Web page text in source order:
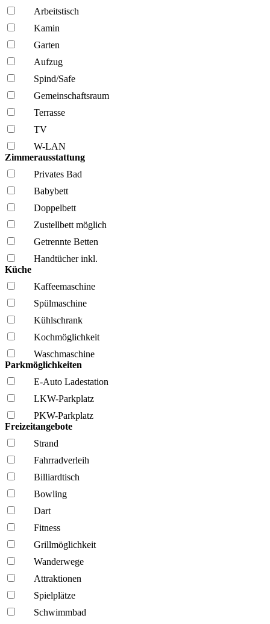
Arbeitstisch
Kamin
Garten
Aufzug
Spind/Safe
Gemeinschafts­raum
Terrasse
TV
W-LAN
Zimmerausstattung
Privates Bad
Babybett
Doppelbett
Zustellbett möglich
Getrennte Betten
Handtücher inkl.
Küche
Kaffee­maschine
Spül­maschine
Kühl­schrank
Kochmöglich­keit
Wasch­maschine
Parkmöglichkeiten
E-Auto Ladestation
LKW-Parkplatz
PKW-Parkplatz
Freizeitangebote
Strand
Fahrrad­verleih
Billiardtisch
Bowling
Dart
Fitness
Grillmöglich­keit
Wanderwege
Attraktionen
Spielplätze
Schwimmbad